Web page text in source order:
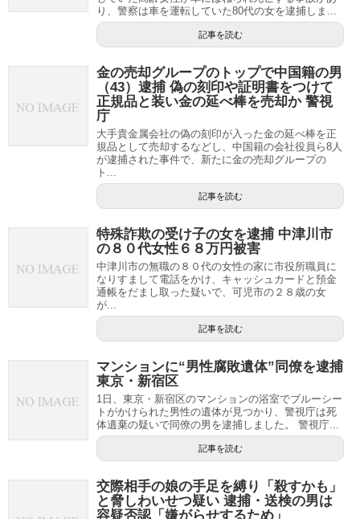
り、警察は車を運転していた80代の女を逮捕しま...
記事を読む
金の売却グループのトップで中国籍の男
（43）逮捕 偽の刻印や証明書をつけて
正規品と装い金の延べ棒を売却か 警視
庁
大手貴金属会社の偽の刻印が入った金の延べ棒を正
規品として売却するなどし、中国籍の会社役員ら8人
が逮捕された事件で、新たに金の売却グループの
ト...
記事を読む
特殊詐欺の受け子の女を逮捕 中津川市
の８０代女性６８万円被害
中津川市の無職の８０代の女性の家に市役所職員に
なりすまして電話をかけ、キャッシュカードと預金
通帳をだまし取った疑いで、可児市の２８歳の女
が...
記事を読む
マンションに“男性腐敗遺体”同僚を逮捕
東京・新宿区
1日、東京・新宿区のマンションの浴室でブルーシー
トがかけられた男性の遺体が見つかり、警視庁は死
体遺棄の疑いで同僚の男を逮捕しました。 警視庁...
記事を読む
交際相手の娘の手足を縛り「殺すかも」
と脅しわいせつ疑い 逮捕・送検の男は
容疑否認「嫌がらせするため」